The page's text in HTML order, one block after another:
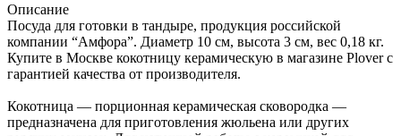
Описание
Посуда для готовки в тандыре, продукция российской
компании “Амфора”. Диаметр 10 см, высота 3 см, вес 0,18 кг.
Купите в Москве кокотницу керамическую в магазине Plover с
гарантией качества от производителя.
Кокотница — порционная керамическая сковородка —
предназначена для приготовления жюльена или других